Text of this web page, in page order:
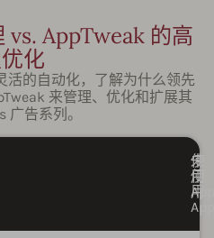
vs. AppTweak 的高
化
活的自动化，了解为什么领先
来管理、优化和扩展其
广告系列。
未
使
用
使
用